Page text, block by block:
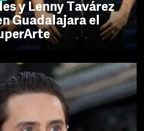
y Lenny Tavárez
Guadalajara el